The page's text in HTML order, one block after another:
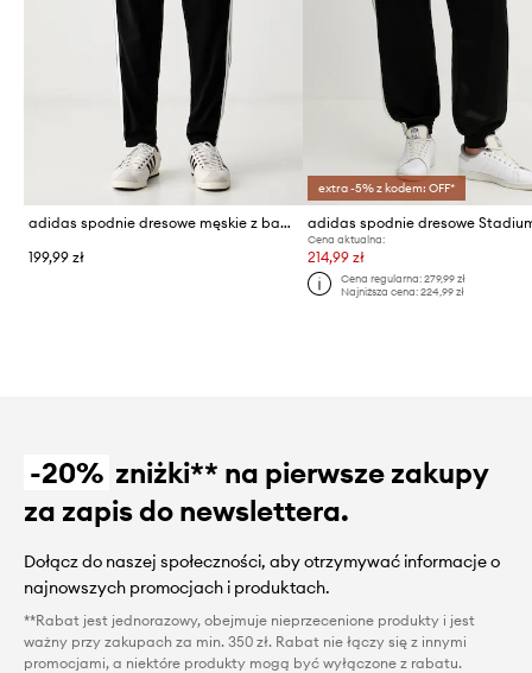
adidas spodnie dresowe męskie z bawełną Essentials
199,99 zł
extra -5% z kodem: OFF*
adidas spodnie dresowe
Cena aktualna:
214,99 zł
Cena regularna: 279,99 zł
Najniższa cena: 224,99 zł
-20% zniżki** na pierwsze zakupy
za zapis do newslettera.
Dołącz do naszej społeczności, aby otrzymywać informacje o
najnowszych promocjach i produktach.
**Rabat jest jednorazowy, obejmuje nieprzecenione produkty i jest
ważny przy zakupach za min. 350 zł. Rabat nie łączy się z innymi
promocjami, a niektóre produkty mogą być wyłączone z rabatu.